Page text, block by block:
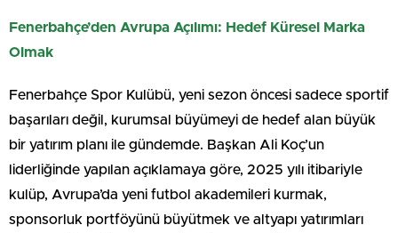
Fenerbahçe’den Avrupa Açılımı: Hedef Küresel Marka
Olmak
Fenerbahçe Spor Kulübü, yeni sezon öncesi sadece sportif
başarıları değil, kurumsal büyümeyi de hedef alan büyük
bir yatırım planı ile gündemde. Başkan Ali Koç’un
liderliğinde yapılan açıklamaya göre, 2025 yılı itibariyle
kulüp, Avrupa’da yeni futbol akademileri kurmak,
sponsorluk portföyünü büyütmek ve altyapı yatırımları